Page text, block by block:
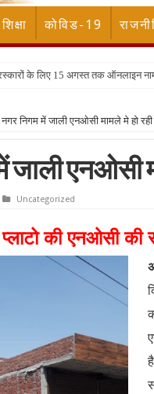
शिक्षा कोविड-19
के लिए 15 अगस्त तक ऑनलाइन
नगर निगम में जाली एनओसी मामले मे हो रही
जाली एनओसी
Uncategorized
की एनओसी की